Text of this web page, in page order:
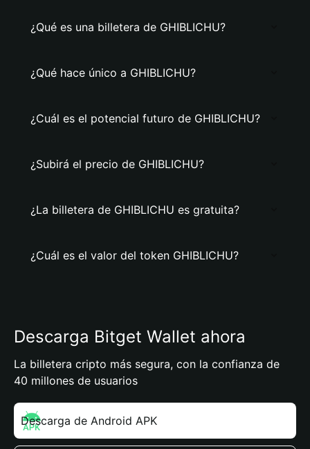
¿Qué es una billetera de GHIBLICHU?
¿Qué hace único a GHIBLICHU?
¿Cuál es el potencial futuro de GHIBLICHU?
¿Subirá el precio de GHIBLICHU?
¿La billetera de GHIBLICHU es gratuita?
¿Cuál es el valor del token GHIBLICHU?
Descarga Bitget Wallet ahora
La billetera cripto más segura, con la confianza de
40 millones de usuarios
Descarga de Android APK